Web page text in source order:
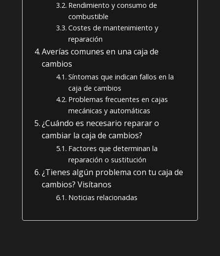
Rendimiento y consumo de
combustible
Costes de mantenimiento y
reparación
Averías comunes en una caja de
cambios
Síntomas que indican fallos en la
caja de cambios
Problemas frecuentes en cajas
mecánicas y automáticas
¿Cuándo es necesario reparar o
cambiar la caja de cambios?
Factores que determinan la
reparación o sustitución
¿Tienes algún problema con tu caja de
cambios? Visítanos
Noticias relacionadas